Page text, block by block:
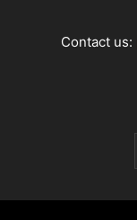
Contact us: